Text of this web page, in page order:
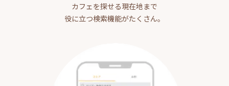
カフェを探せる現在地まで
役に立つ検索機能がたくさん。